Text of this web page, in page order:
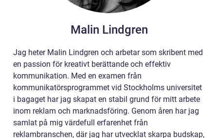
Malin Lindgren
Jag heter Malin Lindgren och arbetar som skribent med
en passion för kreativt berättande och effektiv
kommunikation. Med en examen från
kommunikatörsprogrammet vid Stockholms universitet
i bagaget har jag skapat en stabil grund för mitt arbete
inom reklam och marknadsföring. Genom åren har jag
samlat på mig värdefull erfarenhet från
reklambranschen, där jag har utvecklat skarpa budskap,